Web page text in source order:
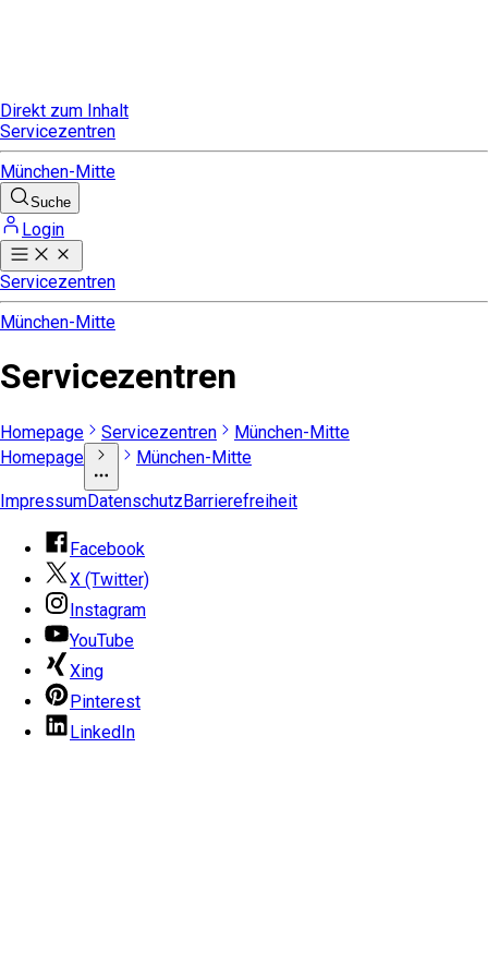
Direkt zum Inhalt
Servicezentren
München-Mitte
Suche
Login
Servicezentren
München-Mitte
Servicezentren
Homepage Servicezentren
München-Mitte
Homepage
München-Mitte
ImpressumDatenschutzBarrierefreiheit
Facebook
X (Twitter)
Instagram
YouTube
Xing
Pinterest
LinkedIn